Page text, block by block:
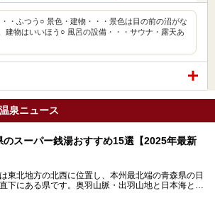
・ふつう○ 景色・建物・・・景色は目の前の沼がな
建物はいいほう○ 風呂の設備・・・サウナ・露天あ
泉ニュース
のスーパー銭湯おすすめ15選【2025年最新
東北地方の北西に位置し、本州最北端の青森県の日
下にある県です。奥羽山脈・出羽山地と日本海とい